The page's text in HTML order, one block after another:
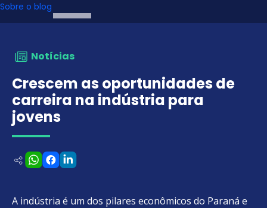
Sobre o blog
Notícias
Crescem as oportunidades de
carreira na indústria para
jovens
A indústria é um dos pilares econômicos do Paraná e